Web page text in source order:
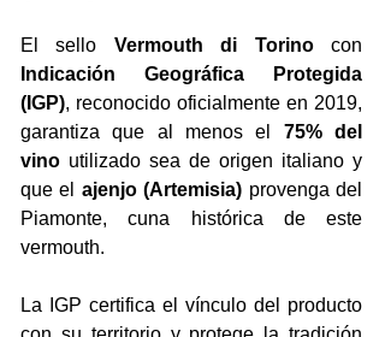
El sello Vermouth di Torino
Indicación Geográfica Protegida
(IGP), reconocido oficialmente en 2019,
garantiza que al menos el 75% del
vino utilizado sea de origen italiano y
que el ajenjo (Artemisia) provenga del
Piamonte, cuna histórica de este
vermouth.
La IGP certifica el vínculo del producto